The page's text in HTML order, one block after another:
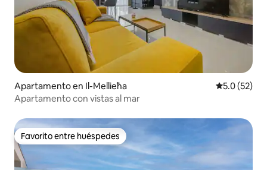
Apartamento en Il-Mellieħa Calificación
5.0 (52)
Apartamento con vistas al mar
Favorito entre huéspedes
Favorito entre huéspedes